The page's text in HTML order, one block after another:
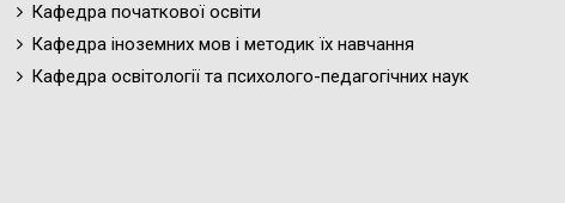
Кафедра початкової освіти
Кафедра іноземних мов і методик їх навчання
Кафедра освітології та психолого-педагогічних наук